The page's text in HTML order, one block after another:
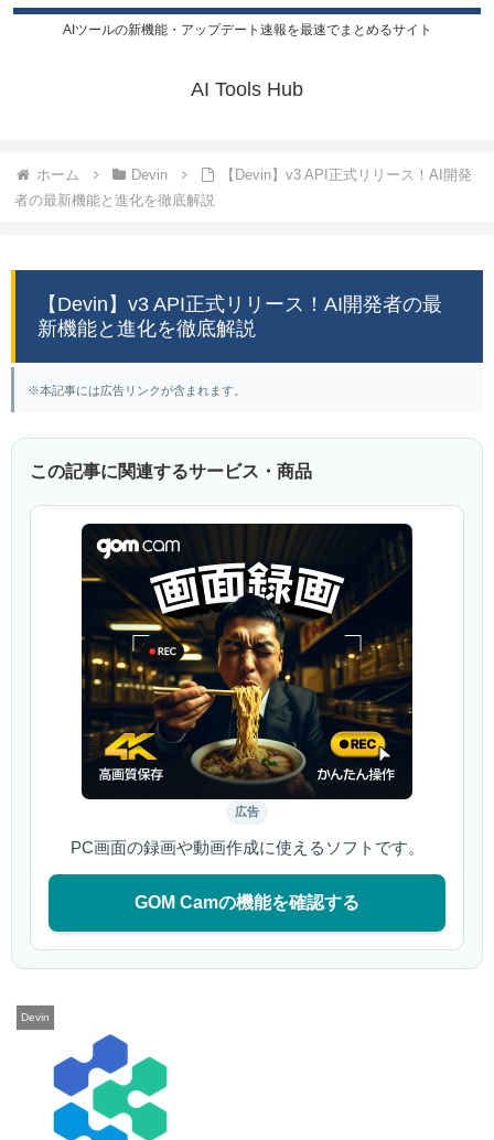
AIツールの新機能・アップデート速報を最速でまとめるサイト
AI Tools Hub
ホーム Devin
【Devin】v3 API正式リリース！AI開発
者の最新機能と進化を徹底解説
【Devin】v3 API正式リリース！AI開発者の最
新機能と進化を徹底解説
※本記事には広告リンクが含まれます。
この記事に関連するサービス・商品
広告
PC画面の録画や動画作成に使えるソフトです。
GOM Camの機能を確認する
Devin